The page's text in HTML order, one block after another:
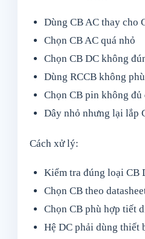
Dùng CB AC thay cho
Chọn CB AC quá nhỏ
Chọn CB DC không
Dùng RCCB không
Chọn CB pin không đủ
Dây nhỏ nhưng lại lắp
Cách xử lý:
Kiểm tra đúng loại CB
Chọn CB theo
Chọn CB phù hợp tiết
Hệ DC phải dùng thiết